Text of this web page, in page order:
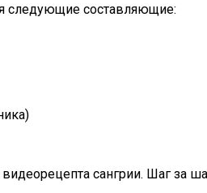
следующие составляющие:
сангрии. Шаг за